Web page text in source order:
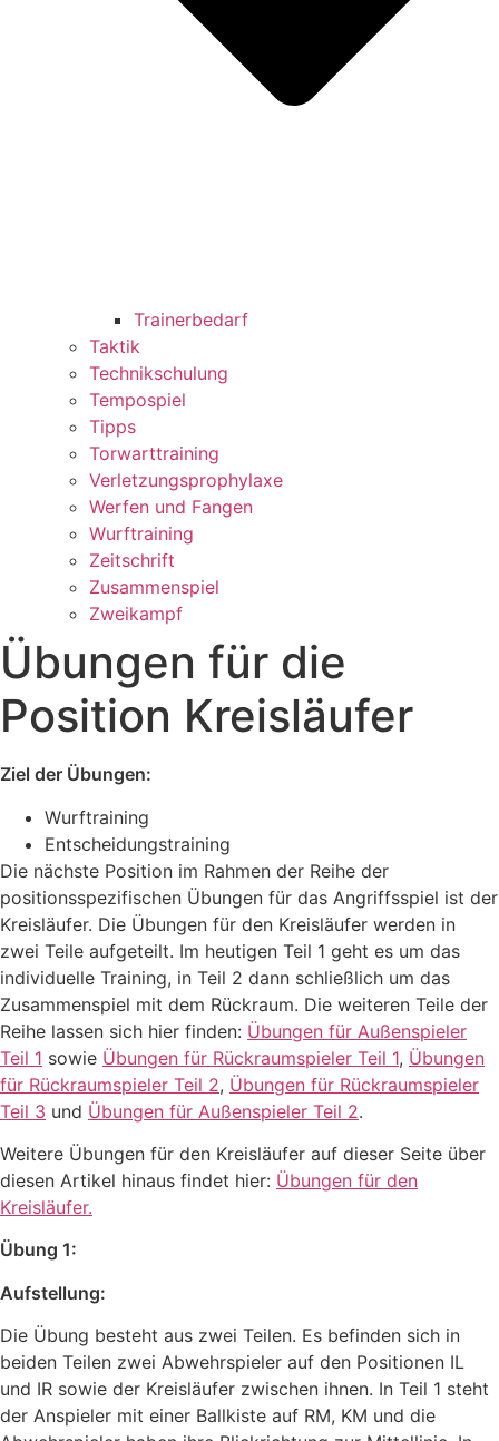
Trainerbedarf
Taktik
Technikschulung
Tempospiel
Tipps
Torwarttraining
Verletzungsprophylaxe
Werfen und Fangen
Wurftraining
Zeitschrift
Zusammenspiel
Zweikampf
Übungen für die
Position Kreisläufer
Ziel der Übungen:
Wurftraining
Entscheidungstraining
Die nächste Position im Rahmen der Reihe der
positionsspezifischen Übungen für das Angriffsspiel ist der
Kreisläufer. Die Übungen für den Kreisläufer werden in
zwei Teile aufgeteilt. Im heutigen Teil 1 geht es um das
individuelle Training, in Teil 2 dann schließlich um das
Zusammenspiel mit dem Rückraum. Die weiteren Teile der
Reihe lassen sich hier finden: Übungen für Außenspieler
Teil 1 sowie Übungen für Rückraumspieler Teil 1, Übungen
für Rückraumspieler Teil 2, Übungen für Rückraumspieler
Teil 3 und Übungen für Außenspieler Teil 2.
Weitere Übungen für den Kreisläufer auf dieser Seite über
diesen Artikel hinaus findet hier: Übungen für den
Kreisläufer.
Übung 1:
Aufstellung:
Die Übung besteht aus zwei Teilen. Es befinden sich in
beiden Teilen zwei Abwehrspieler auf den Positionen IL
und IR sowie der Kreisläufer zwischen ihnen. In Teil 1 steht
der Anspieler mit einer Ballkiste auf RM, KM und die